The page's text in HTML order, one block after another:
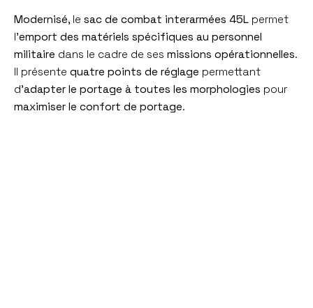
Modernisé, le sac de combat interarmées 45L permet
l’emport des matériels spécifiques au personnel
militaire dans le cadre de ses missions opérationnelles.
Il présente quatre points de réglage permettant
d’adapter le portage à toutes les morphologies pour
maximiser le confort de portage.